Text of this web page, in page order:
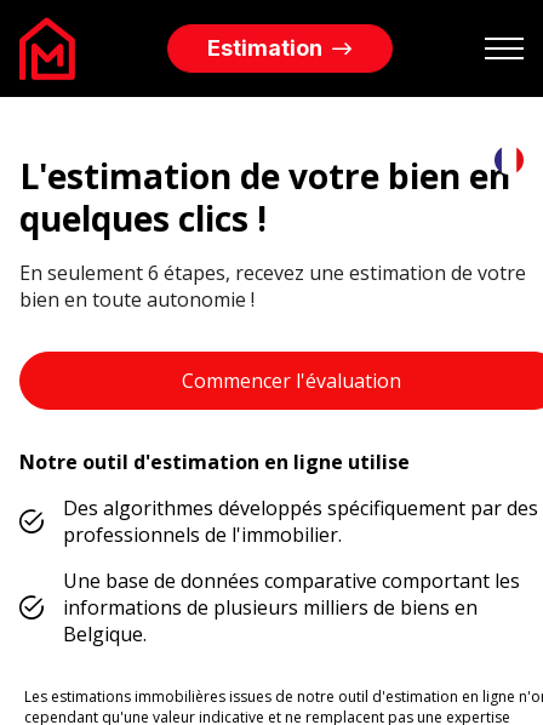
Biens à louer
Services Immobiliers
L’agence
Contact
Estimation